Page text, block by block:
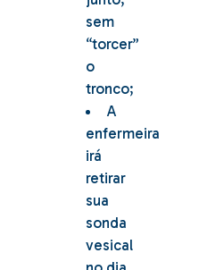
sem
“torcer”
o
tronco;
A
enfermeira
irá
retirar
sua
sonda
vesical